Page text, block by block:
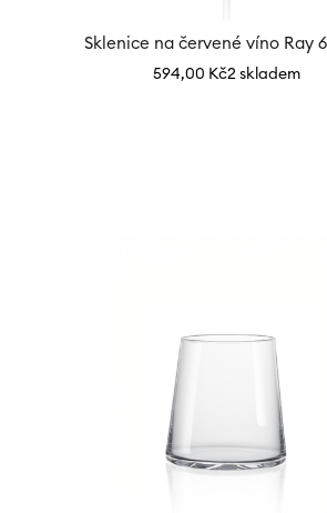
Sklenice na červené víno Ray
594,00 Kč2 skladem